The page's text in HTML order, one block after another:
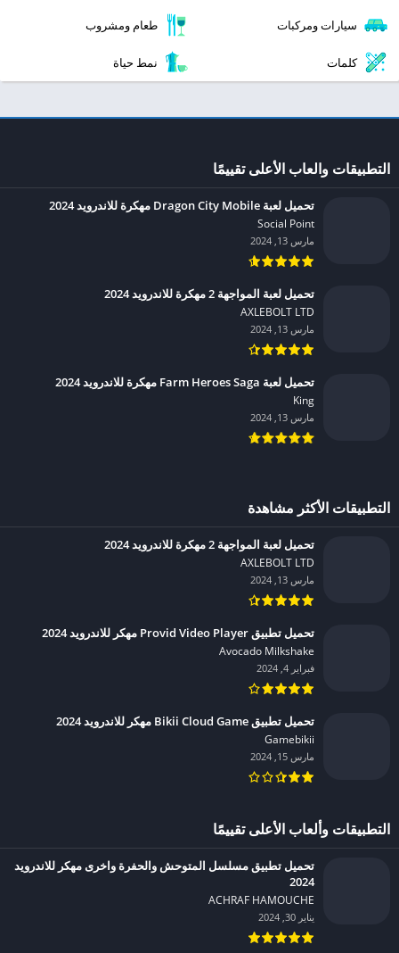
سيارات ومركبات طعام ومشروب
كلمات نمط حياة
التطبيقات والعاب الأعلى تقييمًا
تحميل لعبة Dragon City Mobile مهكرة للاندرويد 2024
Social Point‏
مارس 13, 2024
تحميل لعبة المواجهة 2 مهكرة للاندرويد 2024
AXLEBOLT LTD‏
مارس 13, 2024
تحميل لعبة Farm Heroes Saga مهكرة للاندرويد 2024
King‏
مارس 13, 2024
التطبيقات الأكثر مشاهدة
تحميل لعبة المواجهة 2 مهكرة للاندرويد 2024
AXLEBOLT LTD‏
مارس 13, 2024
تحميل تطبيق Provid Video Player مهكر للاندرويد 2024
Avocado Milkshake‏
فبراير 4, 2024
تحميل تطبيق Bikii Cloud Game مهكر للاندرويد 2024
Gamebikii‏
مارس 15, 2024
التطبيقات وألعاب الأعلى تقييمًا
تحميل تطبيق مسلسل المتوحش والحفرة واخرى مهكر للاندرويد
2024
ACHRAF HAMOUCHE‏
يناير 30, 2024